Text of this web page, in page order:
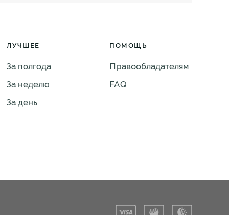
ЛУЧШЕЕ
За полгода
За неделю
За день
ПОМОЩЬ
Правообладателям
FAQ